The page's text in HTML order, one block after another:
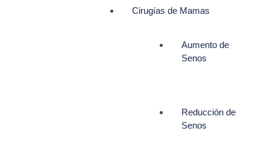
Cirugías de Mamas
Aumento de
Senos
Reducción de
Senos